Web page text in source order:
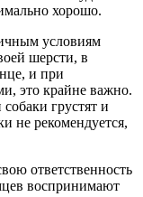
хорошо.
условиям
шерсти, в
и при
это крайне важно.
грустят и
не рекомендуется,
ответственность
воспринимают